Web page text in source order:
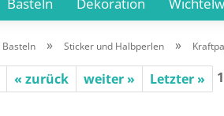
Basteln » Sticker und Halbperlen »
« zurück weiter » Letzter »